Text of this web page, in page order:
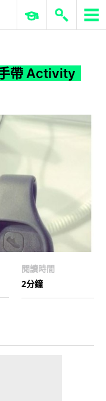
ERP 與商業 AI
帶 Activity
閱讀時間
2分鐘